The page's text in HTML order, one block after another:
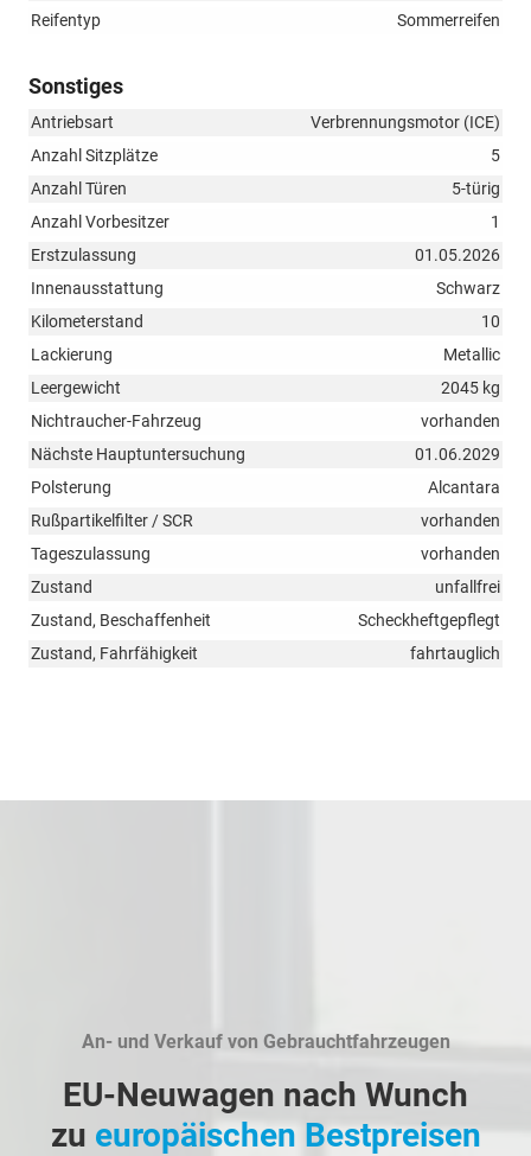
Reifentyp Sommerreifen
Sonstiges
Antriebsart
Verbrennungsmotor (ICE)
Anzahl Sitzplätze
5
Anzahl Türen
5-türig
Anzahl Vorbesitzer
1
Erstzulassung
01.05.2026
Innenausstattung
Schwarz
Kilometerstand
10
Lackierung
Metallic
Leergewicht
2045 kg
Nichtraucher-Fahrzeug
vorhanden
Nächste Hauptuntersuchung
01.06.2029
Polsterung
Alcantara
Rußpartikelfilter / SCR
vorhanden
Tageszulassung
vorhanden
Zustand
unfallfrei
Zustand, Beschaffenheit
Scheckheftgepflegt
Zustand, Fahrfähigkeit
fahrtauglich
An- und Verkauf von Gebrauchtfahrzeugen
EU-Neuwagen nach Wunch
zu europäischen Bestpreisen